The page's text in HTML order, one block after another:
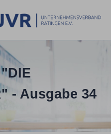
- Ausgabe 34